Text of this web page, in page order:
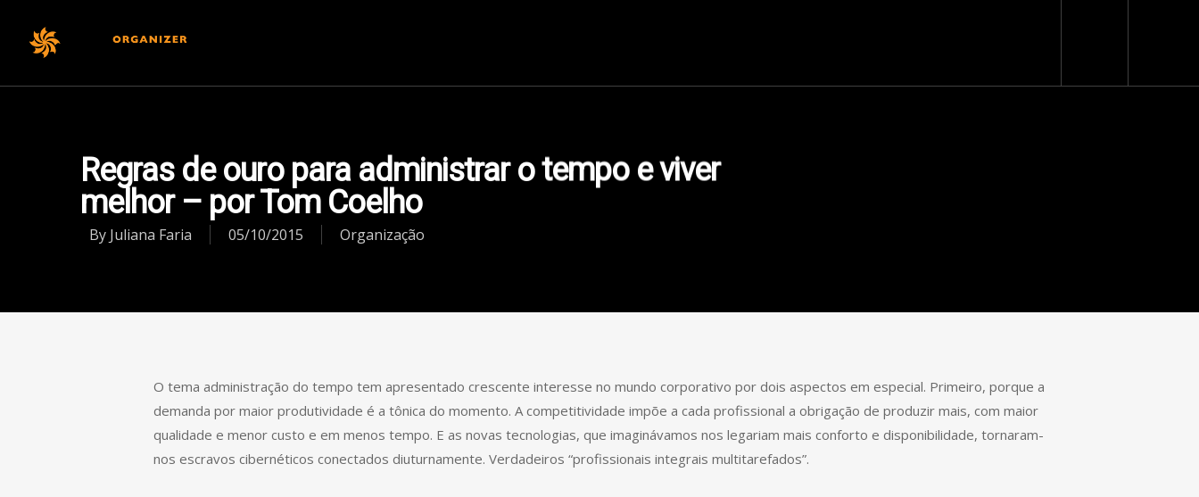
Regras de ouro para administrar o tempo e viver
melhor – por Tom Coelho
By Juliana Faria 05/10/2015 Organização
O tema administração do tempo tem apresentado crescente interesse no mundo corporativo por dois aspectos em especial. Primeiro, porque a
demanda por maior produtividade é a tônica do momento. A competitividade impõe a cada profissional a obrigação de produzir mais, com maior
qualidade e menor custo e em menos tempo. E as novas tecnologias, que imaginávamos nos legariam mais conforto e disponibilidade, tornaram-
nos escravos cibernéticos conectados diuturnamente. Verdadeiros “profissionais integrais multitarefados”.